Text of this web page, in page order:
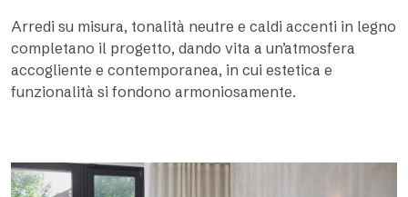
Arredi su misura, tonalità neutre e caldi accenti in legno
completano il progetto, dando vita a un’atmosfera
accogliente e contemporanea, in cui estetica e
funzionalità si fondono armoniosamente.